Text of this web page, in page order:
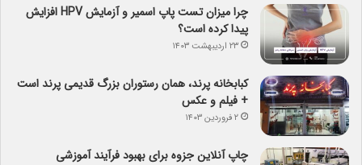
چرا میزان تست پاپ اسمیر و آزمایش HPV افزایش
پیدا کرده است؟
۲۳ اردیبهشت ۱۴۰۳
کبابخانه پرند، همان رستوران بزرگ قدیمی پرند است
+ فیلم و عکس
۲ فروردین ۱۴۰۳
چاپ آنلاین جزوه برای بهبود فرآیند آموزشی